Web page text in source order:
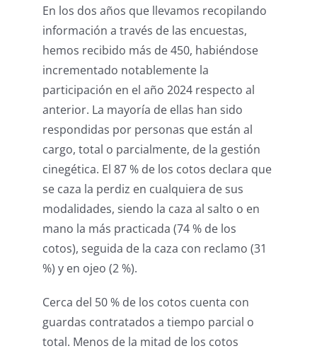
En los dos años que llevamos recopilando
información a través de las encuestas,
hemos recibido más de 450, habiéndose
incrementado notablemente la
participación en el año 2024 respecto al
anterior. La mayoría de ellas han sido
respondidas por personas que están al
cargo, total o parcialmente, de la gestión
cinegética. El 87 % de los cotos declara que
se caza la perdiz en cualquiera de sus
modalidades, siendo la caza al salto o en
mano la más practicada (74 % de los
cotos), seguida de la caza con reclamo (31
%) y en ojeo (2 %).
Cerca del 50 % de los cotos cuenta con
guardas contratados a tiempo parcial o
total. Menos de la mitad de los cotos